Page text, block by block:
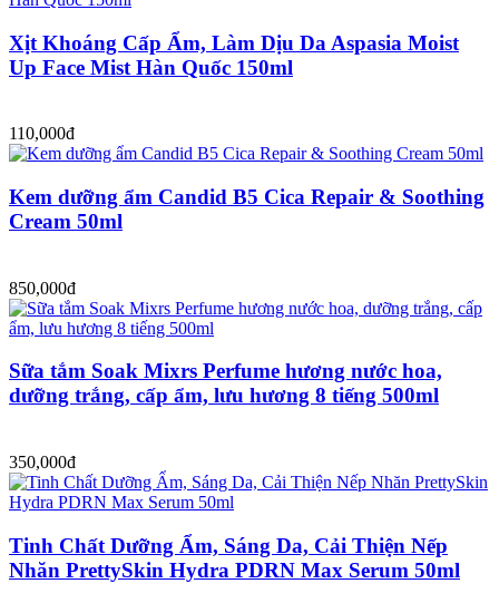
Xịt Khoáng Cấp Ẩm, Làm Dịu Da Aspasia Moist
Up Face Mist Hàn Quốc 150ml
110,000đ
Kem dưỡng ẩm Candid B5 Cica Repair & Soothing
Cream 50ml
850,000đ
Sữa tắm Soak Mixrs Perfume hương nước hoa,
dưỡng trắng, cấp ẩm, lưu hương 8 tiếng 500ml
350,000đ
Tinh Chất Dưỡng Ẩm, Sáng Da, Cải Thiện Nếp
Nhăn PrettySkin Hydra PDRN Max Serum 50ml